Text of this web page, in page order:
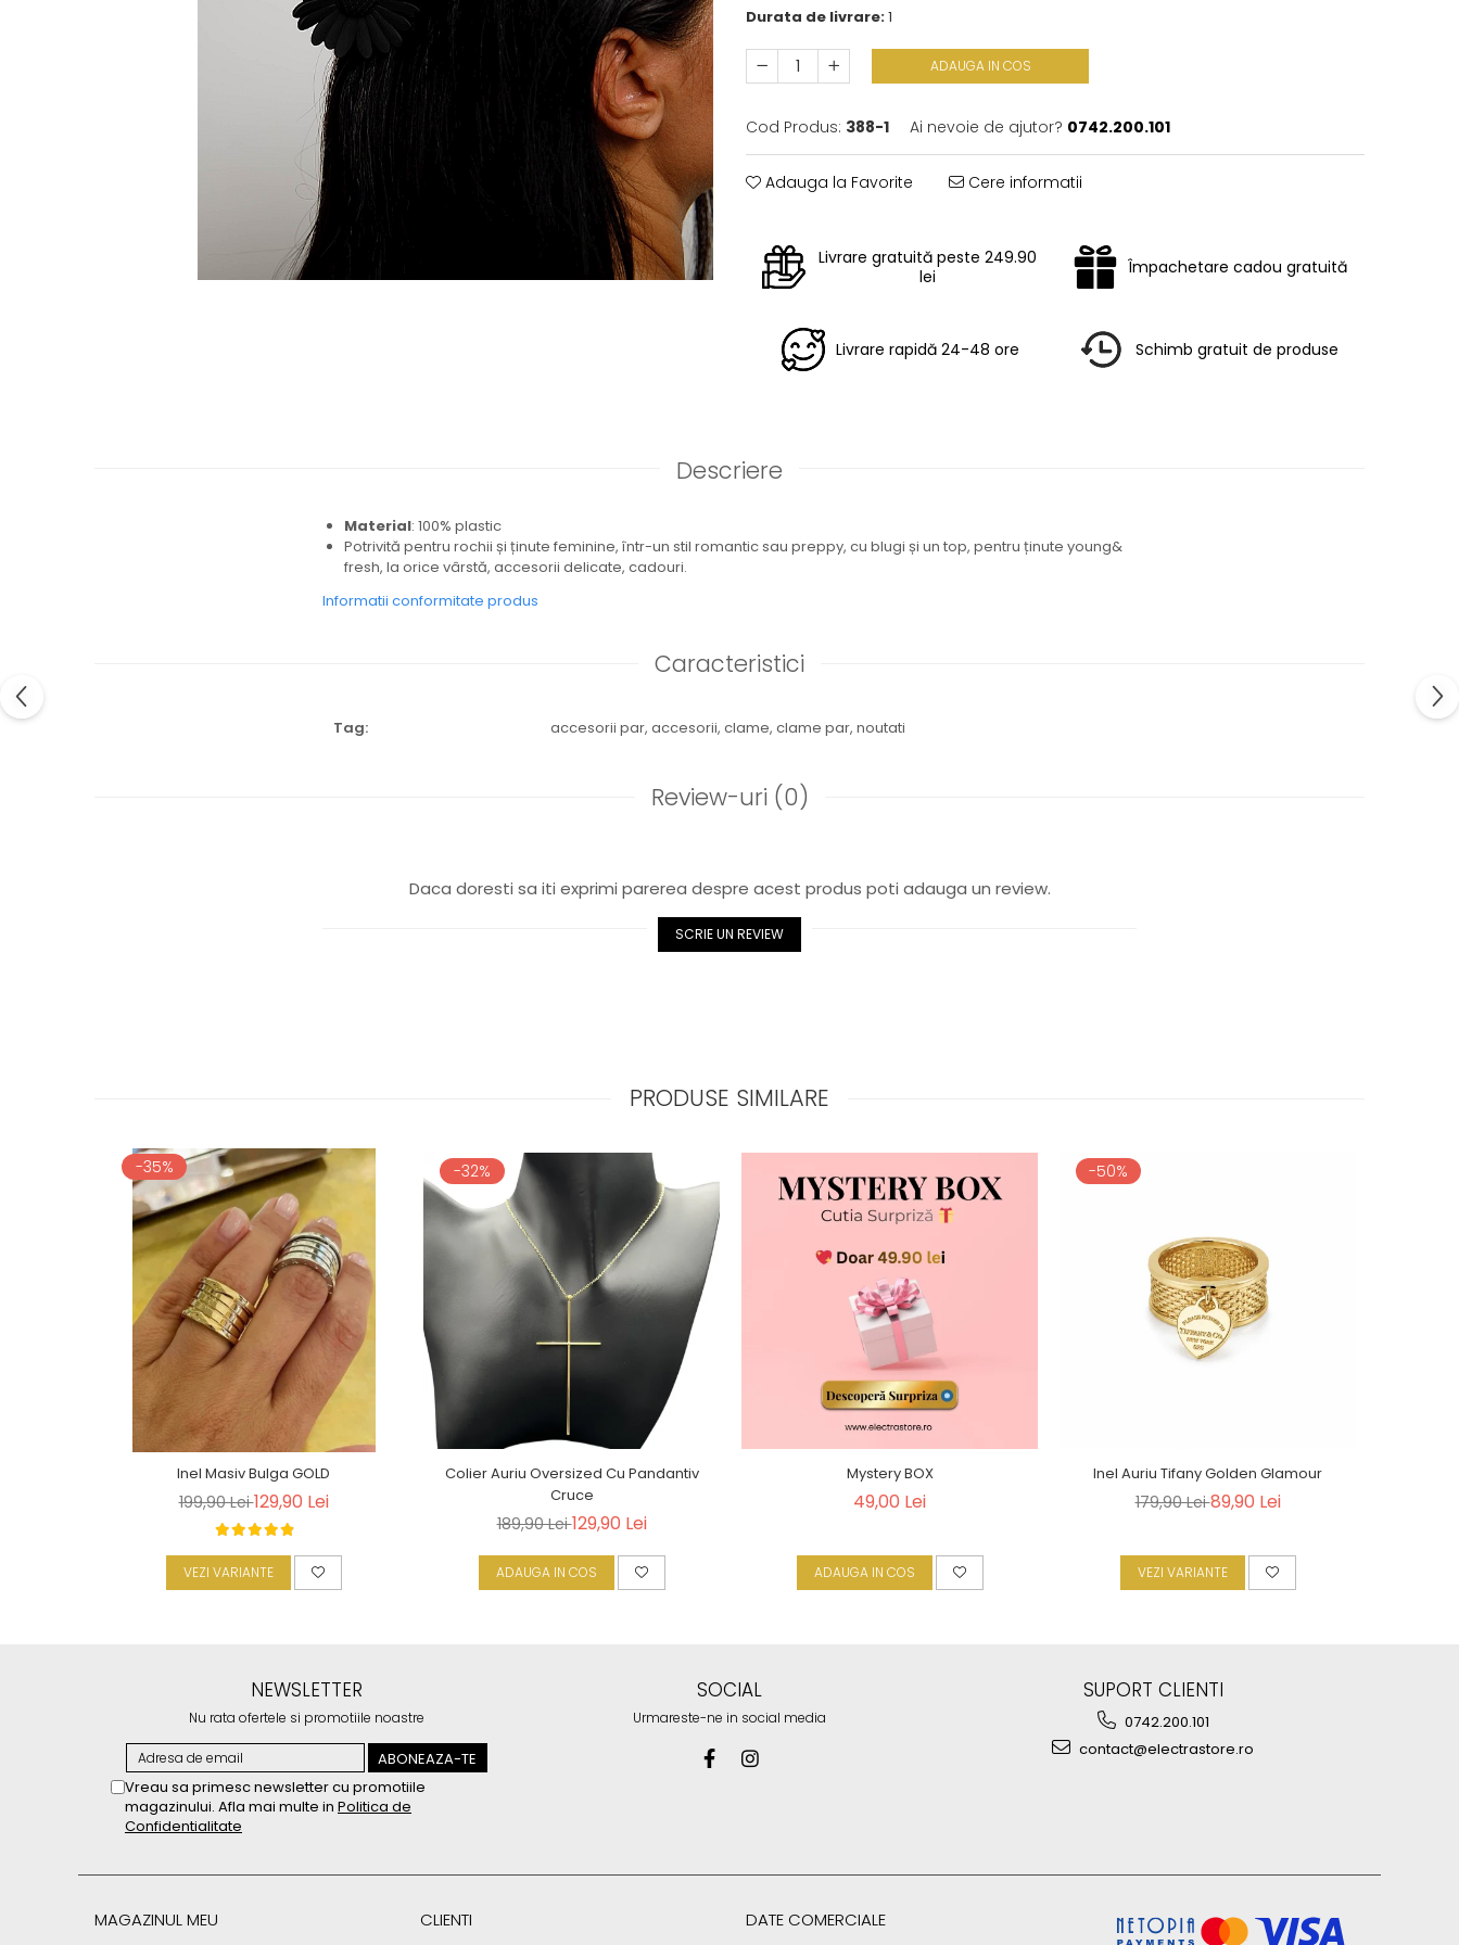
Durata de livrare:1
ADAUGA IN COS
Cod Produs: 388-1 Ai nevoie de ajutor? 0742.200.101
Adauga la Favorite Cere informatii
Livrare gratuită peste 249.90
lei
Împachetare cadou gratuită
Livrare rapidă 24-48 ore Schimb gratuit de produse
Descriere
Material: 100% plastic
Potrivită pentru rochii și ținute feminine, într-un stil romantic sau preppy, cu blugi și un top, pentru ținute young&
fresh, la orice vârstă, accesorii delicate, cadouri.
Informatii conformitate produs
Caracteristici
Tag: accesorii par, accesorii, clame, clame par, noutati
Review-uri (0)
Daca doresti sa iti exprimi parerea despre acest produs poti adauga un review.
SCRIE UN REVIEW
PRODUSE SIMILARE
-35%
Inel Masiv Bulga GOLD
199,90 Lei129,90 Lei
VEZI VARIANTE
-32%
Colier Auriu Oversized Cu Pandantiv
Cruce
189,90 Lei129,90 Lei
ADAUGA IN COS
Mystery BOX
49,00 Lei
ADAUGA IN COS
-50%
Inel Auriu Tifany Golden Glamour
179,90 Lei89,90 Lei
VEZI VARIANTE
NEWSLETTER
Nu rata ofertele si promotiile noastre
Vreau sa primesc newsletter cu promotiile
magazinului. Afla mai multe in Politica de
Confidentialitate
SOCIAL
Urmareste-ne in social media
SUPORT CLIENTI
0742.200.101
contact@electrastore.ro
MAGAZINUL MEU CLIENTI DATE COMERCIALE